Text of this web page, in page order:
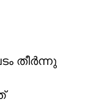
തീർന്നു